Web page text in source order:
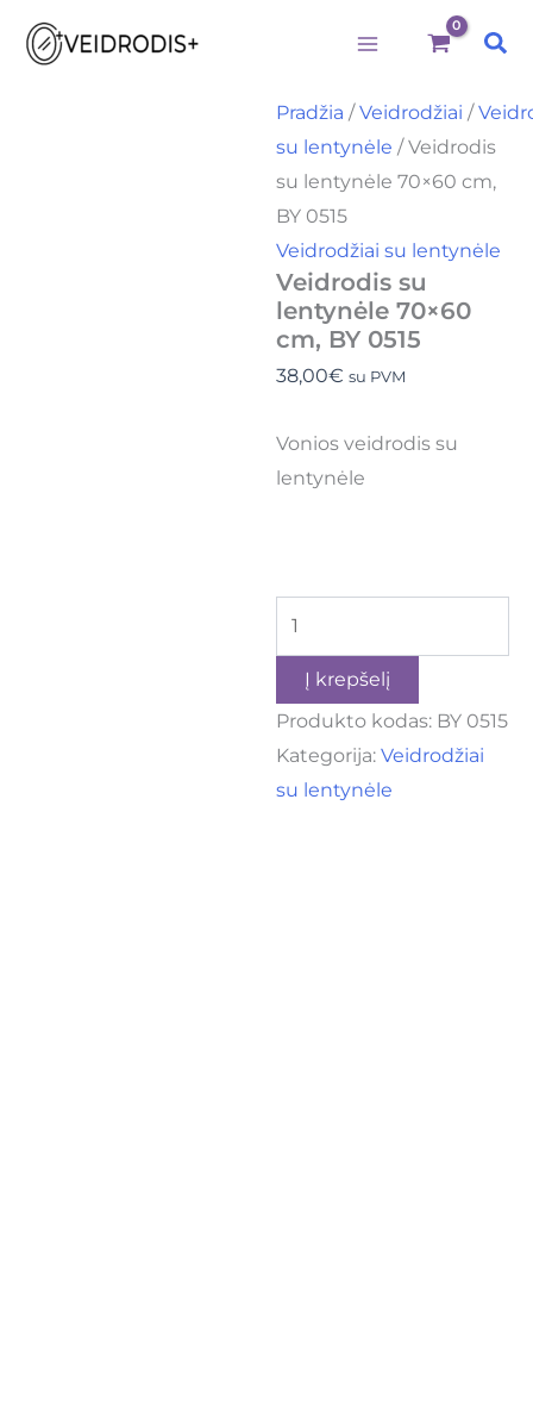
Pereiti
prie
Pradžia /Veidrodžiai /
su lentynėle / Veidrodis
su lentynėle 70×60 cm,
BY 0515
Veidrodžiai su lentynėle
Veidrodis su
lentynėle 70×60
cm, BY 0515
38,00€ su PVM
Vonios veidrodis su
lentynėle
lentynėle
cm,
BY
Į krepšelį
Produkto kodas: BY 0515
Kategorija:Veidrodžiai
su lentynėle